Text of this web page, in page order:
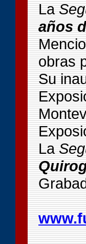
La
años
obras
Su
La